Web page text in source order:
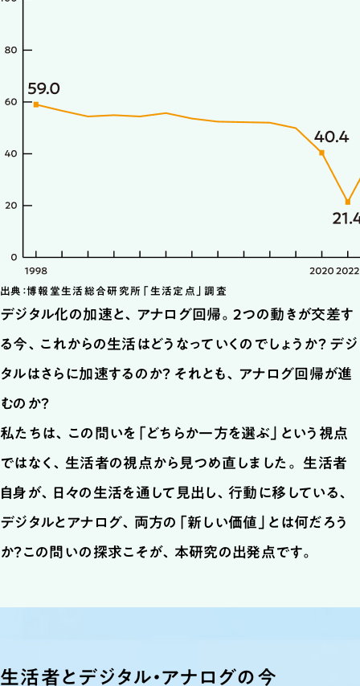
出典：博報堂生活総合研究所「生活定点」調査
デジタル化の加速と、アナログ回帰。2つの動きが交差す
る今、これからの生活はどうなっていくのでしょうか？ デジ
タルはさらに加速するのか？ それとも、アナログ回帰が進
むのか？
私たちは、この問いを「どちらか一方を選ぶ」という視点
ではなく、生活者の視点から見つめ直しました。 生活者
自身が、日々の生活を通して見出し、行動に移している、
デジタルとアナログ、両方の「新しい価値」とは何だろう
か？この問いの探求こそが、本研究の出発点です。
生活者とデジタル・アナログの今